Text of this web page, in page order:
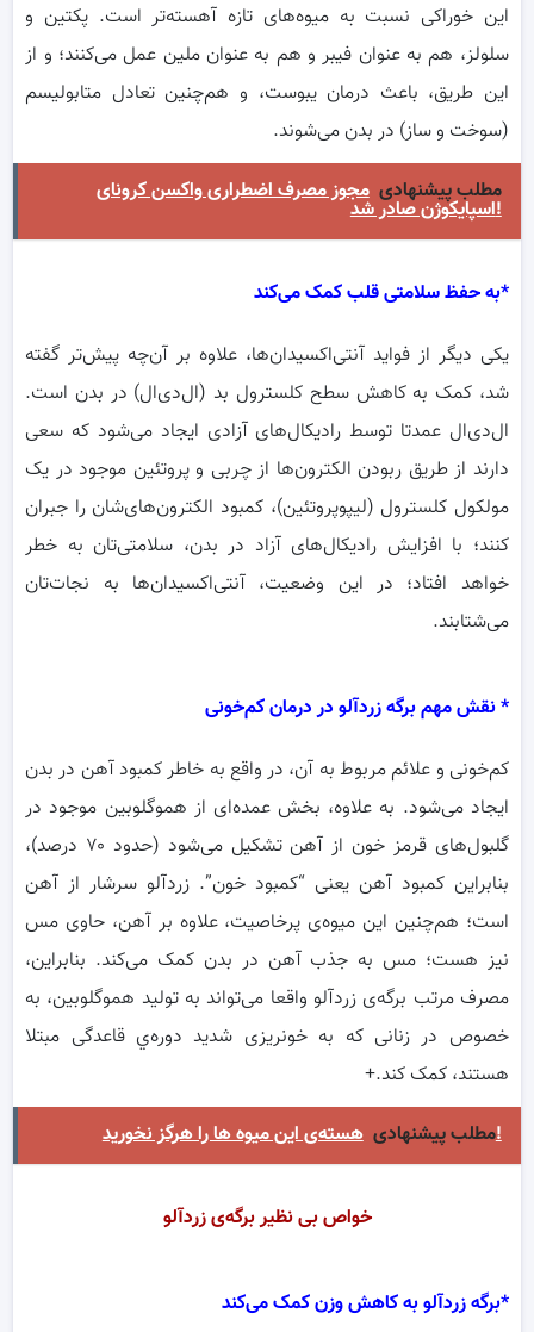
این خوراکی نسبت به میوه‌های تازه آهسته‌تر است. پکتین و
سلولز، هم به عنوان فیبر و هم به عنوان ملین عمل می‌کنند؛ و از
این طریق، باعث درمان یبوست، و هم‌چنین تعادل متابولیسم
(سوخت و ساز) در بدن می‌شوند.
مطلب پیشنهادی مجوز مصرف اضطراری واکسن کرونای
اسپایکوژن صادر شد!
*به حفظ سلامتی قلب کمک می‌کند
یکی دیگر از فواید آنتی‌اکسیدان‌ها، علاوه بر آن‌چه پیش‌تر گفته
شد، کمک به کاهش سطح کلسترول بد (ال‌دی‌ال) در بدن است.
ال‌دی‌ال عمدتا توسط رادیکال‌های آزادی ایجاد می‌شود که سعی
دارند از طریق ربودن الکترون‌ها از چربی و پروتئین موجود در یک
مولکول کلسترول (لیپوپروتئین)، کمبود الکترون‌های‌‌شان را جبران
کنند؛ با افزایش رادیکال‌های آزاد در بدن، سلامتی‌تان به خطر
خواهد افتاد؛ در این وضعیت، آنتی‌اکسیدان‌ها به نجات‌تان
می‌شتابند.
* نقش مهم برگه زردآلو در درمان کم‌خونی
کم‌خونی و علائم مربوط به آن، در واقع به خاطر کمبود آهن در بدن
ایجاد می‌شود. به علاوه، بخش عمده‌ای از هموگلوبین موجود در
گلبول‌های قرمز خون از آهن تشکیل می‌شود (حدود ۷۰ درصد)،
بنابراین کمبود آهن یعنی “‌کمبود خون‌”‌. زردآلو سرشار از آهن
است؛ هم‌چنین این میوه‌ی پرخاصیت، علاوه بر آهن، حاوی مس
نیز هست؛ مس به جذب آهن در بدن کمک می‌کند. بنابراین،
مصرف مرتب برگه‌ی زردآلو واقعا می‌تواند به تولید هموگلوبین، به
خصوص در زنانی که به خونریزی شدید دوره‌ي قاعدگی مبتلا
هستند، کمک کند.+
مطلب پیشنهادیهسته‌ی این میوه ها را هرگز نخورید!
خواص بی نظیر برگه‌ی زردآلو
*برگه زردآلو به کاهش وزن کمک می‌کند